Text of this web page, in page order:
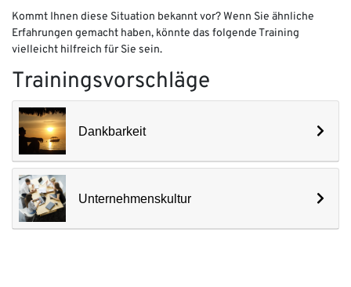
Kommt Ihnen diese Situation bekannt vor? Wenn Sie ähnliche
Erfahrungen gemacht haben, könnte das folgende Training
vielleicht hilfreich für Sie sein.
Trainingsvorschläge
Dankbarkeit
Unternehmenskultur